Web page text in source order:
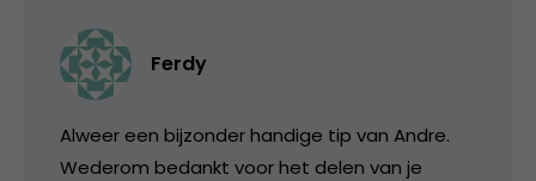
Ferdy
Alweer een bijzonder handige tip van Andre.
Wederom bedankt voor het delen van je